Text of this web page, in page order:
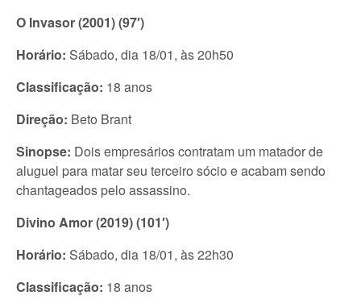
O Invasor (2001) (97′)
Horário: Sábado, dia 18/01, às 20h50
Classificação: 18 anos
Direção: Beto Brant
Sinopse: Dois empresários contratam um matador de
aluguel para matar seu terceiro sócio e acabam sendo
chantageados pelo assassino.
Divino Amor (2019) (101′)
Horário: Sábado, dia 18/01, às 22h30
Classificação: 18 anos